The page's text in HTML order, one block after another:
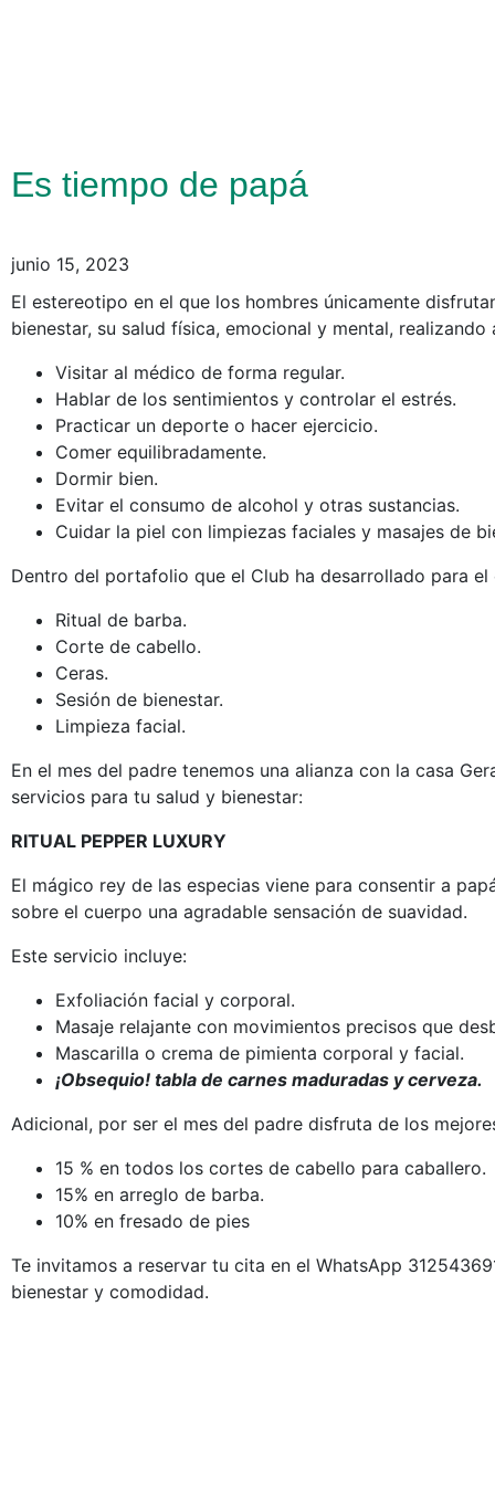
Es tiempo de papá
junio 15, 2023
El estereotipo en el que los hombres únicamente
bienestar, su salud física, emocional y mental,
Visitar al médico de forma regular.
Hablar de los sentimientos y controlar el estrés.
Practicar un deporte o hacer ejercicio.
Comer equilibradamente.
Dormir bien.
Evitar el consumo de alcohol y otras sustancias.
Cuidar la piel con limpiezas faciales y masajes de
Dentro del portafolio que el Club ha desarrollado para
Ritual de barba.
Corte de cabello.
Ceras.
Sesión de bienestar.
Limpieza facial.
En el mes del padre tenemos una alianza con la casa
servicios para tu salud y bienestar:
RITUAL PEPPER LUXURY
El mágico rey de las especias viene para consentir a
sobre el cuerpo una agradable sensación de suavidad.
Este servicio incluye:
Exfoliación facial y corporal.
Masaje relajante con movimientos precisos que
Mascarilla o crema de pimienta corporal y facial.
¡Obsequio! tabla de carnes maduradas y cerveza.
Adicional, por ser el mes del padre disfruta de los
15 % en todos los cortes de cabello para caballero.
15% en arreglo de barba.
10% en fresado de pies
Te invitamos a reservar tu cita en el WhatsApp
bienestar y comodidad.